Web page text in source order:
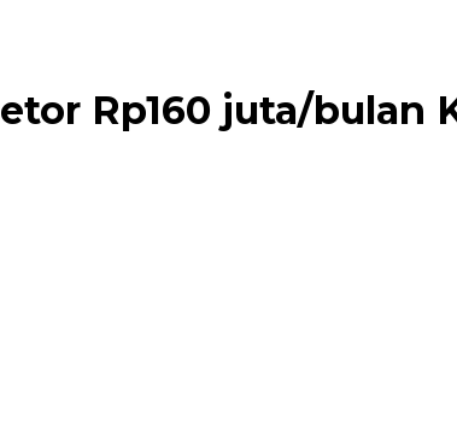
Rp160 juta/bulan